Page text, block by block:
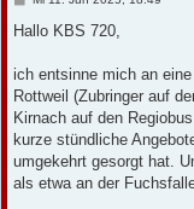
i
a
Hallo KBS 720,
ich entsinne mich an
Rottweil (Zubringer auf
Kirnach auf den
kurze stündliche
umgekehrt gesorgt hat.
als etwa an der